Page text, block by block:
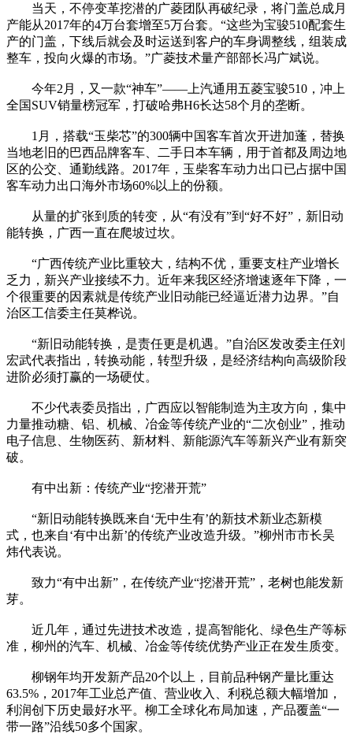
当天，不停变革挖潜的广菱团队再破纪录，将门盖总成月
产能从2017年的4万台套增至5万台套。“这些为宝骏510配套生
产的门盖，下线后就会及时运送到客户的车身调整线，组装成
整车，投向火爆的市场。”广菱技术量产部部长冯广斌说。
今年2月，又一款“神车”——上汽通用五菱宝骏510，冲上
全国SUV销量榜冠军，打破哈弗H6长达58个月的垄断。
1月，搭载“玉柴芯”的300辆中国客车首次开进加蓬，替换
当地老旧的巴西品牌客车、二手日本车辆，用于首都及周边地
区的公交、通勤线路。2017年，玉柴客车动力出口已占据中国
客车动力出口海外市场60%以上的份额。
从量的扩张到质的转变，从“有没有”到“好不好”，新旧动
能转换，广西一直在爬坡过坎。
“广西传统产业比重较大，结构不优，重要支柱产业增长
乏力，新兴产业接续不力。近年来我区经济增速逐年下降，一
个很重要的因素就是传统产业旧动能已经逼近潜力边界。”自
治区工信委主任莫桦说。
“新旧动能转换，是责任更是机遇。”自治区发改委主任刘
宏武代表指出，转换动能，转型升级，是经济结构向高级阶段
进阶必须打赢的一场硬仗。
不少代表委员指出，广西应以智能制造为主攻方向，集中
力量推动糖、铝、机械、冶金等传统产业的“二次创业”，推动
电子信息、生物医药、新材料、新能源汽车等新兴产业有新突
破。
有中出新：传统产业“挖潜开荒”
“新旧动能转换既来自‘无中生有’的新技术新业态新模
式，也来自‘有中出新’的传统产业改造升级。”柳州市市长吴
炜代表说。
致力“有中出新”，在传统产业“挖潜开荒”，老树也能发新
芽。
近几年，通过先进技术改造，提高智能化、绿色生产等标
准，柳州的汽车、机械、冶金等传统优势产业正在发生质变。
柳钢年均开发新产品20个以上，目前品种钢产量比重达
63.5%，2017年工业总产值、营业收入、利税总额大幅增加，
利润创下历史最好水平。柳工全球化布局加速，产品覆盖“一
带一路”沿线50多个国家。